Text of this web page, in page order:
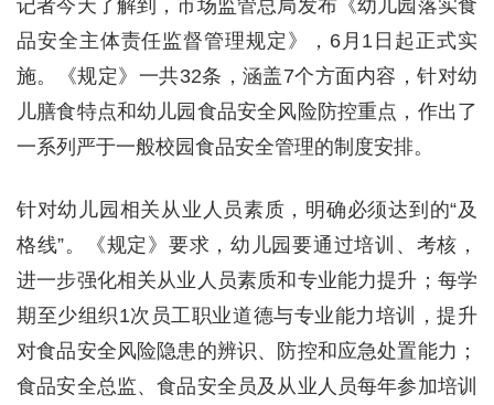
记者今天了解到，市场监管总局发布《幼儿园落实食
品安全主体责任监督管理规定》，6月1日起正式实
施。《规定》一共32条，涵盖7个方面内容，针对幼
儿膳食特点和幼儿园食品安全风险防控重点，作出了
一系列严于一般校园食品安全管理的制度安排。
针对幼儿园相关从业人员素质，明确必须达到的“及
格线”。《规定》要求，幼儿园要通过培训、考核，
进一步强化相关从业人员素质和专业能力提升；每学
期至少组织1次员工职业道德与专业能力培训，提升
对食品安全风险隐患的辨识、防控和应急处置能力；
食品安全总监、食品安全员及从业人员每年参加培训